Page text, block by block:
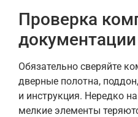
Проверка
документации
Обязательно сверяйте
дверные полотна,
и инструкция. Нередко
мелкие элементы